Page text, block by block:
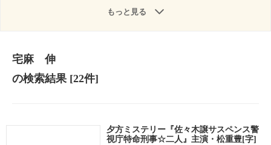
もっと見る
宅麻 伸
の検索結果[22件]
夕方ミステリー『佐々木譲サスペンス警
視庁特命刑事☆二人』主演・松重豊[字]